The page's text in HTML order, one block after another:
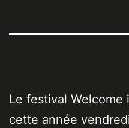
Le festival Welcome
cette année